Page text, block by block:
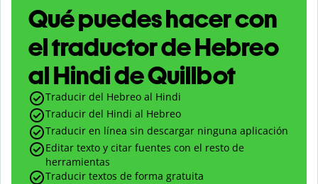
Qué puedes hacer con
el traductor de Hebreo
al Hindi de Quillbot
Traducir del Hebreo al Hindi
Traducir del Hindi al Hebreo
Traducir en línea sin descargar ninguna aplicación
Editar texto y citar fuentes con el resto de
herramientas
Traducir textos de forma gratuita